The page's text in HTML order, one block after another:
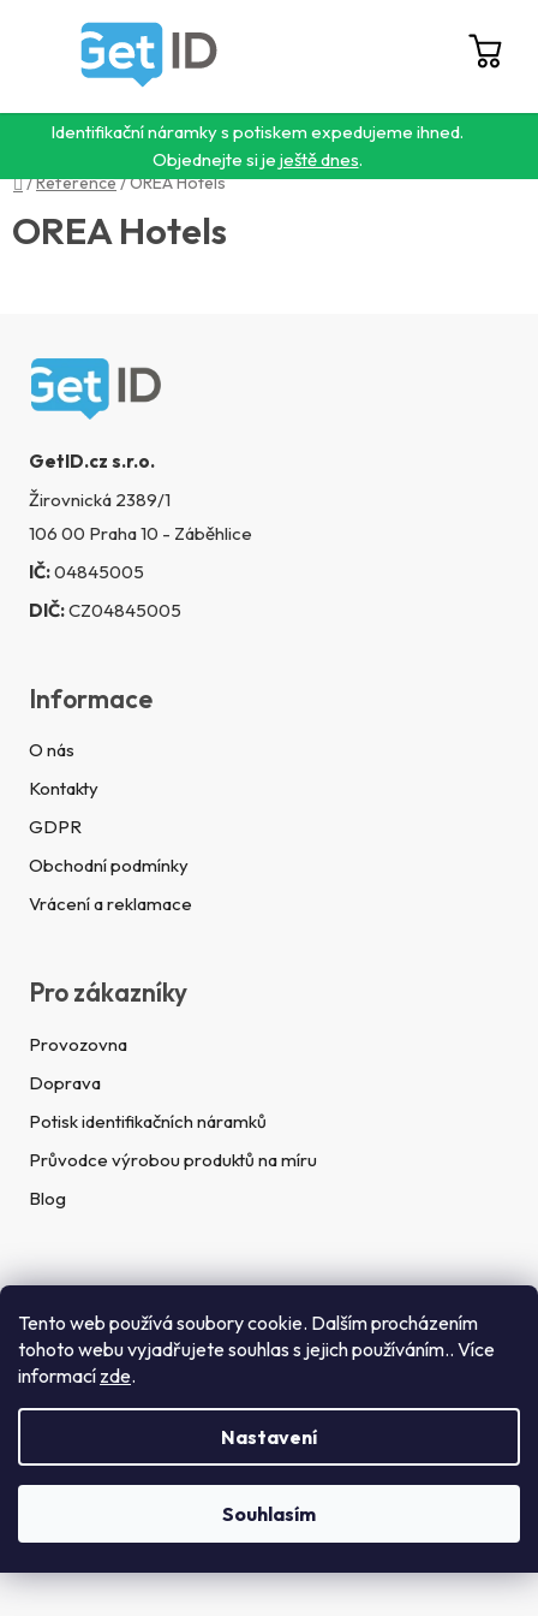
Tento web používá soubory cookie. Dalším procházením
tohoto webu vyjadřujete souhlas s jejich používáním.. Více
informací zde.
Nastavení
Souhlasím
Identifikační náramky s potiskem expedujeme ihned.
Objednejte si je ještě dnes.
Hledat
Domů
/Reference/OREA Hotels
OREA Hotels
Zápatí
GetID.cz s.r.o.
Žirovnická 2389/1
106 00 Praha 10 - Záběhlice
IČ:04845005
DIČ:CZ04845005
Informace
O nás
Kontakty
GDPR
Obchodní podmínky
Vrácení a reklamace
Pro zákazníky
Provozovna
Doprava
Potisk identifikačních náramků
Průvodce výrobou produktů na míru
Blog
Rychlé kontakty
Telefon:
(+420) 272 702 212
info@getid.cz